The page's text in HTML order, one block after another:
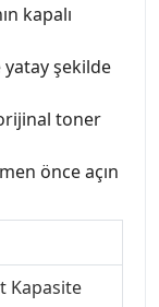
kapalı
şekilde
toner
önce açın
Kapasite